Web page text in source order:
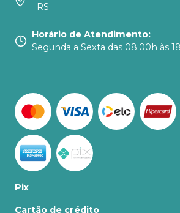
- RS
Horário de Atendimento:
Segunda a Sexta das 08:00h às
Pix
Cartão de crédito